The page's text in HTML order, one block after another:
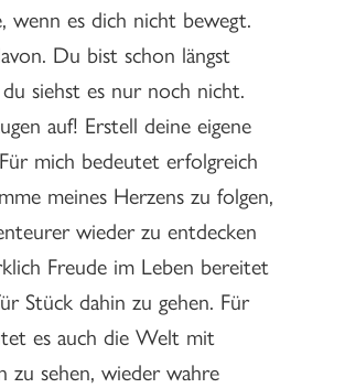
wenn es dich nicht bewegt.
Du bist schon längst
siehst es nur noch nicht.
auf! Erstell deine eigene
mich bedeutet erfolgreich
meines Herzens zu folgen,
wieder zu entdecken
Freude im Leben bereitet
Stück dahin zu gehen. Für
es auch die Welt mit
zu sehen, wieder wahre